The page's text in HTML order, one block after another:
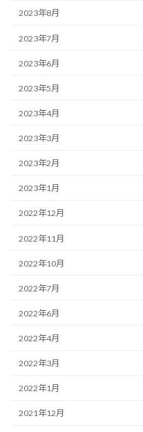
2023年8月
2023年7月
2023年6月
2023年5月
2023年4月
2023年3月
2023年2月
2023年1月
2022年12月
2022年11月
2022年10月
2022年7月
2022年6月
2022年4月
2022年3月
2022年1月
2021年12月